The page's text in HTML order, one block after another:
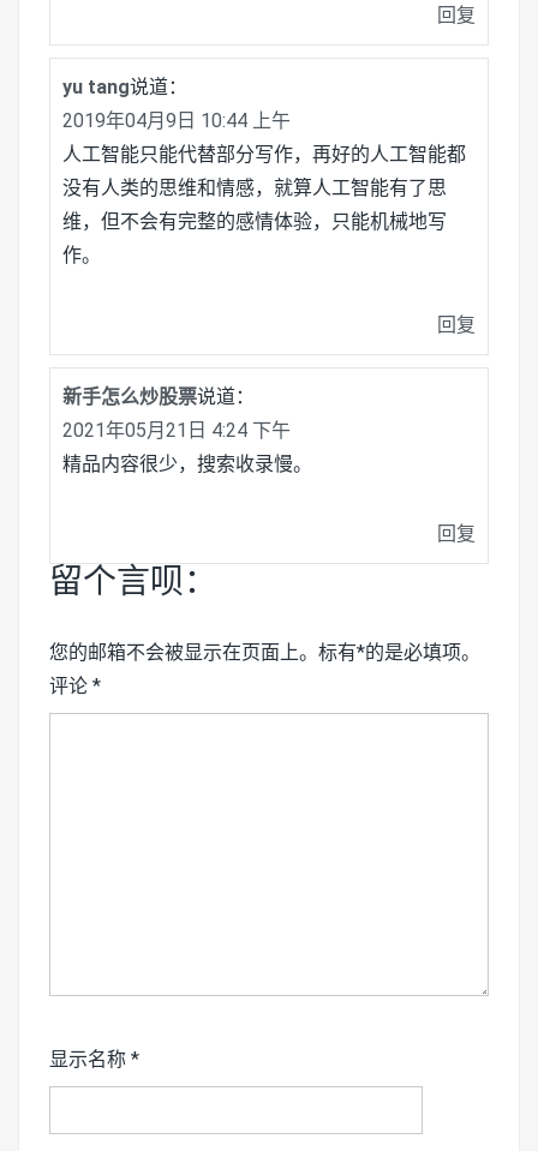
回复
yu tang说道：
2019年04月9日 10:44 上午
人工智能只能代替部分写作，再好的人工智能都
没有人类的思维和情感，就算人工智能有了思
维，但不会有完整的感情体验，只能机械地写
作。
回复
新手怎么炒股票说道：
2021年05月21日 4:24 下午
精品内容很少，搜索收录慢。
回复
留个言呗：
您的邮箱不会被显示在页面上。标有*的是必填项。
评论 *
显示名称 *